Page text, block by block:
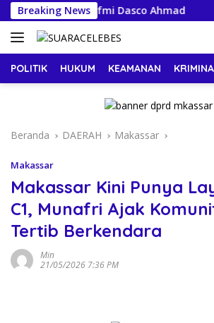
Langsung
ke
konten
Breaking News
DPC dari Sufmi Dasco Ahmad
POLITIK HUKUM KEAMANAN
Beranda DAERAH Makassar
Makassar
Makassar Kini Punya
C1, Munafri Ajak
Tertib Berkendara
Min
21/05/2026 7:36 PM